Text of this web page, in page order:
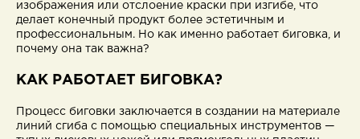
изображения или отслоение краски при изгибе, что
делает конечный продукт более эстетичным и
профессиональным. Но как именно работает биговка, и
почему она так важна?
КАК РАБОТАЕТ БИГОВКА?
Процесс биговки заключается в создании на материале
линий сгиба с помощью специальных инструментов —